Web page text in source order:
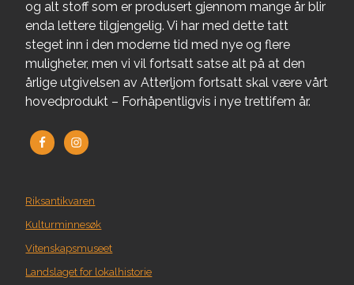
og alt stoff som er produsert gjennom mange år blir
enda lettere tilgjengelig. Vi har med dette tatt
steget inn i den moderne tid med nye og flere
muligheter, men vi vil fortsatt satse alt på at den
årlige utgivelsen av Atterljom fortsatt skal være vårt
hovedprodukt – Forhåpentligvis i nye trettifem år.
Riksantikvaren
Kulturminnesøk
Vitenskapsmuseet
Landslaget for lokalhistorie